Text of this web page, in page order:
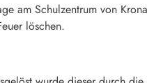
am Schulzentrum von
löschen.